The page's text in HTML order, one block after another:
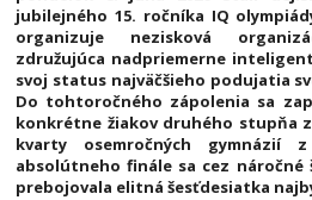
jubilejného 15. ročníka IQ
organizuje nezisková
združujúca nadpriemerne
svoj status najväčšieho podujatia
Do tohtoročného zápolenia sa
konkrétne žiakov druhého stupňa
kvarty osemročných gymnázií
absolútneho finále sa cez náročné
prebojovala elitná šesťdesiatka